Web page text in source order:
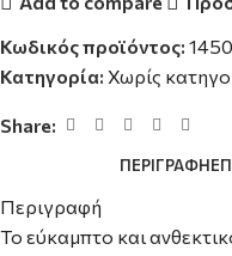
Κωδικός προϊόντος:
Κατηγορία: Χωρίς
Share:
ΠΕΡΙΓΡΑΦΉ
Περιγραφή
To εύκαμπτο και